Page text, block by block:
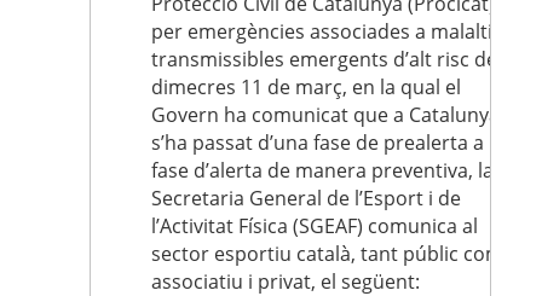
per emergències associades a malalties
transmissibles emergents d’alt risc del
dimecres 11 de març, en la qual el
Govern ha comunicat que a Catalunya
s’ha passat d’una fase de prealerta a
fase d’alerta de manera preventiva, la
Secretaria General de l’Esport i de
l’Activitat Física (SGEAF) comunica al
sector esportiu català, tant públic com
associatiu i privat, el següent: